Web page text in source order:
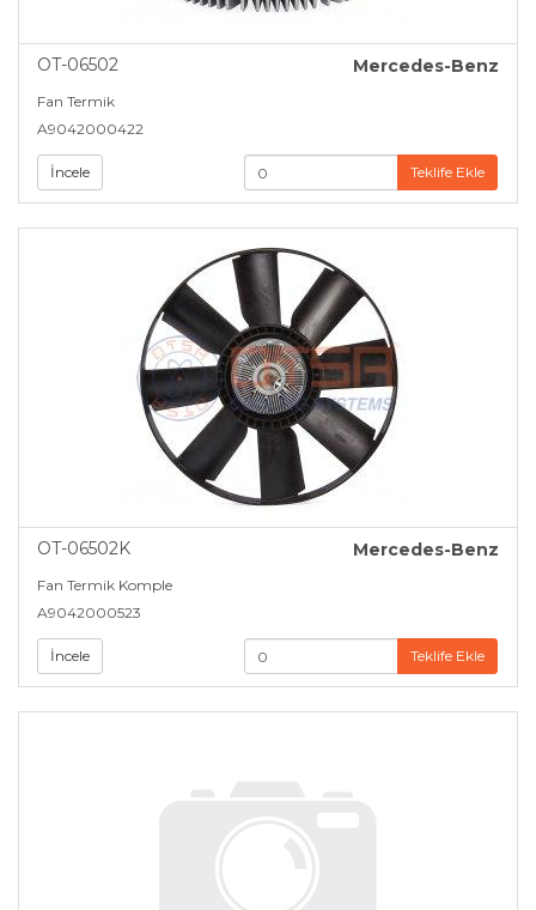
OT-06502 Mercedes-Benz
Fan Termik
A9042000422
İncele Teklife Ekle
OT-06502K Mercedes-Benz
Fan Termik Komple
A9042000523
İncele Teklife Ekle